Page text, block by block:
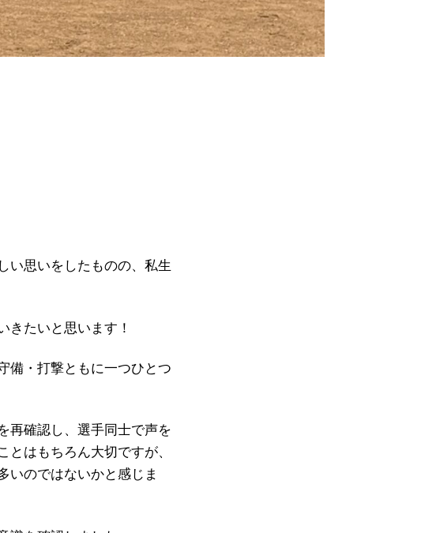
い思いをしたものの、私生
きたいと思います！
備・打撃ともに一つひとつ
再確認し、選手同士で声を
はもちろん大切ですが、
いのではないかと感じま